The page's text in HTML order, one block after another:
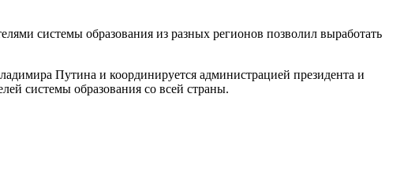
системы образования из разных регионов позволил выработать
Путина и координируется администрацией президента и
системы образования со всей страны.